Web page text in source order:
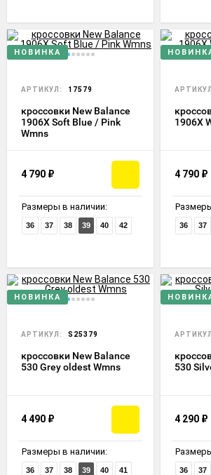
НОВИНКА
АРТИКУЛ: 17579
кроссовки New Balance
1906X Soft Blue / Pink
Wmns
4 790 ₽
Размеры в наличии:
36 37 38 39 40 42
1906X
4 790 ₽
36 37
НОВИНКА
АРТИКУЛ: S25379
кроссовки New Balance
530 Grey oldest Wmns
4 490 ₽
Размеры в наличии:
36 37 38 39 40 41
530
4 290 ₽
36 37